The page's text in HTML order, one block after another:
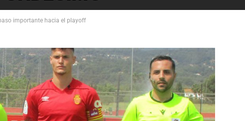
importante hacia el playoff